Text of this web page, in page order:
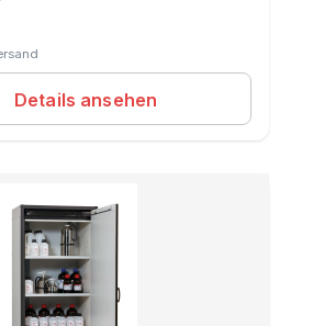
Details ansehen